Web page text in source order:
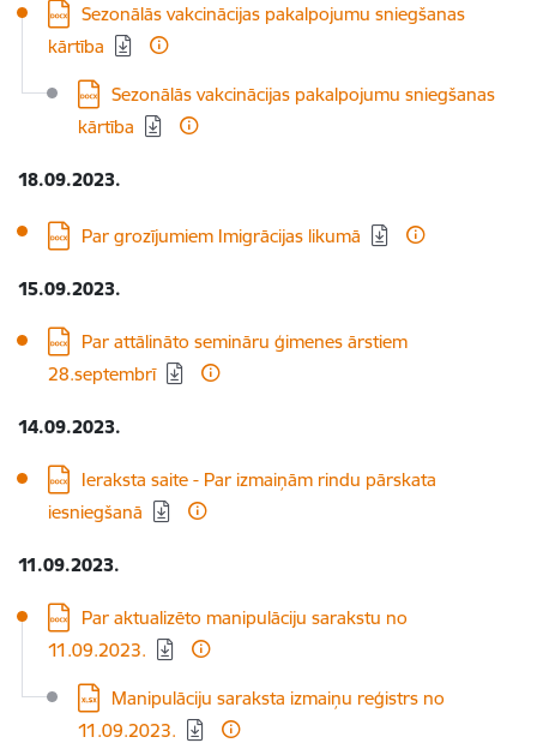
Lejupielādēt:
Sezonālās vakcinācijas pakalpojumu sniegšanas
kārtība
Lejupielādēt:
Sezonālās vakcinācijas pakalpojumu sniegšanas
kārtība
18.09.2023.
Lejupielādēt:
Par grozījumiem Imigrācijas likumā
15.09.2023.
Lejupielādēt:
Par attālināto semināru ģimenes ārstiem
28.septembrī
14.09.2023.
Lejupielādēt:
Ieraksta saite - Par izmaiņām rindu pārskata
iesniegšanā
11.09.2023.
Lejupielādēt:
Par aktualizēto manipulāciju sarakstu no
11.09.2023.
Lejupielādēt:
Manipulāciju saraksta izmaiņu reģistrs no
11.09.2023.